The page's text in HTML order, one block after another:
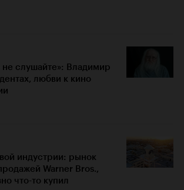
слушайте»: Владимир
любви к кино
индустрии: рынок
Warner Bros.,
что-то купил